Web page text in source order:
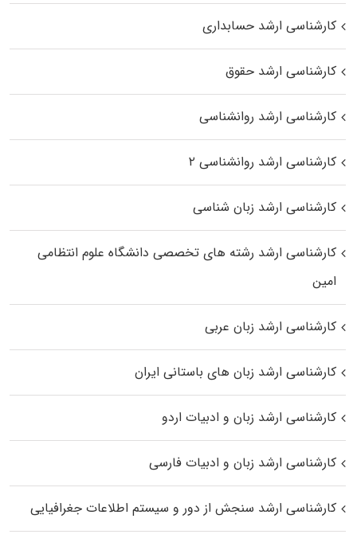
کارشناسی ارشد حسابداری
کارشناسی ارشد حقوق
کارشناسی ارشد روانشناسی
کارشناسی ارشد روانشناسی ۲
کارشناسی ارشد زبان شناسی
کارشناسی ارشد رﺷﺘﻪ ﻫﺎی تخصصی داﻧﺸﮕﺎه ﻋﻠﻮم انتظامی
اﻣﻴﻦ
کارشناسی ارشد زبان عربی
کارشناسی ارشد زبان‌ های باستانی ایران
کارشناسی ارشد زبان و ادبیات اردو
کارشناسی ارشد زبان و ادبیات فارسی
کارشناسی ارشد سنجش از دور و سیستم اطلاعات جغرافیایی